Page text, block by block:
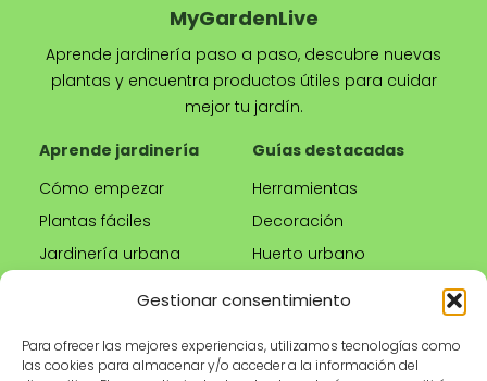
Gestionar consentimiento
Para ofrecer las mejores experiencias, utilizamos tecnologías como
las cookies para almacenar y/o acceder a la información del
MyGardenLive
Aprende jardinería paso a paso, descubre nuevas
plantas y encuentra productos útiles para cuidar
mejor tu jardín.
Aprende jardinería
Cómo empezar
Plantas fáciles
Jardinería urbana
Guías destacadas
Herramientas
Decoración
Huerto urbano
Tienda Información legal